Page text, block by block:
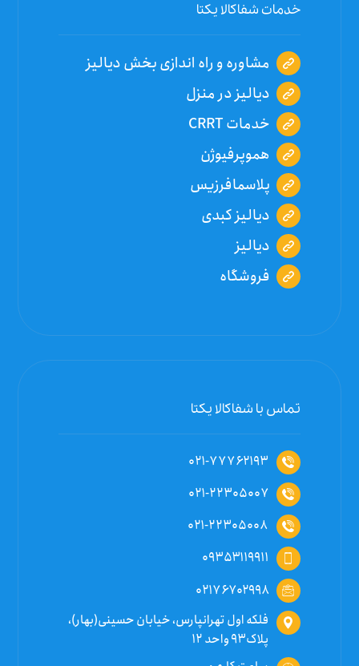
خدمات شفاکالا یکتا
مشاوره و راه اندازی بخش دیالیز
دیالیز در منزل
خدمات CRRT
هموپرفیوژن
پلاسمافرزیس
دیالیز کبدی
دیالیز
فروشگاه
تماس با شفاکالا یکتا
۰۲۱-۷۷۷۶۲۱۹۳
۰۲۱-۲۲۳۰۵۰۰۷
۰۲۱-۲۲۳۰۵۰۰۸
۰۹۳۵۳۱۱۹۹۱۱
۰۲۱۷۶۷۰۲۹۹۸
فلکه اول تهرانپارس، خیابان حسینی(بهار)،
پلاک۹۳ واحد ۱۲